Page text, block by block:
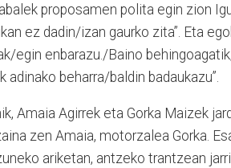
proposamen polita egin zion
ez dadin/izan gaurko zita”. Eta
egin enbarazu./Baino
adinako beharra/baldin badaukazu”.
Amaia Agirrek eta Gorka Maizek
zen Amaia, motorzalea Gorka.
ariketan, antzeko trantzean